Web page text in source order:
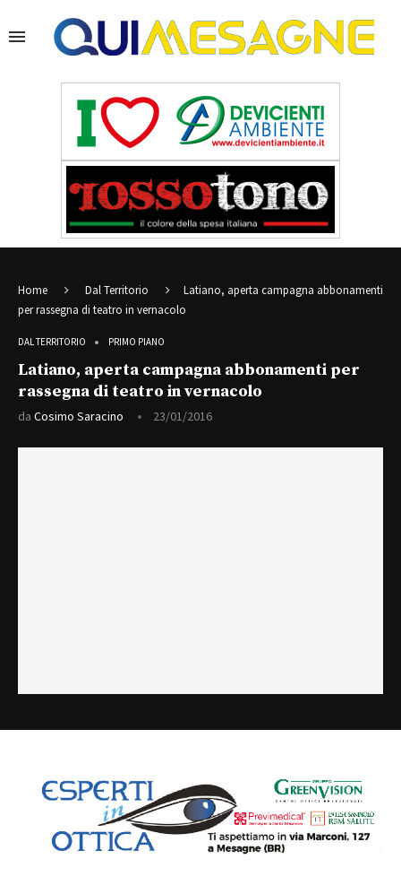
Home Dal Territorio
Latiano, aperta campagna abbonamenti
per rassegna di teatro in vernacolo
DAL TERRITORIO PRIMO PIANO
Latiano, aperta campagna abbonamenti per
rassegna di teatro in vernacolo
da Cosimo Saracino 23/01/2016